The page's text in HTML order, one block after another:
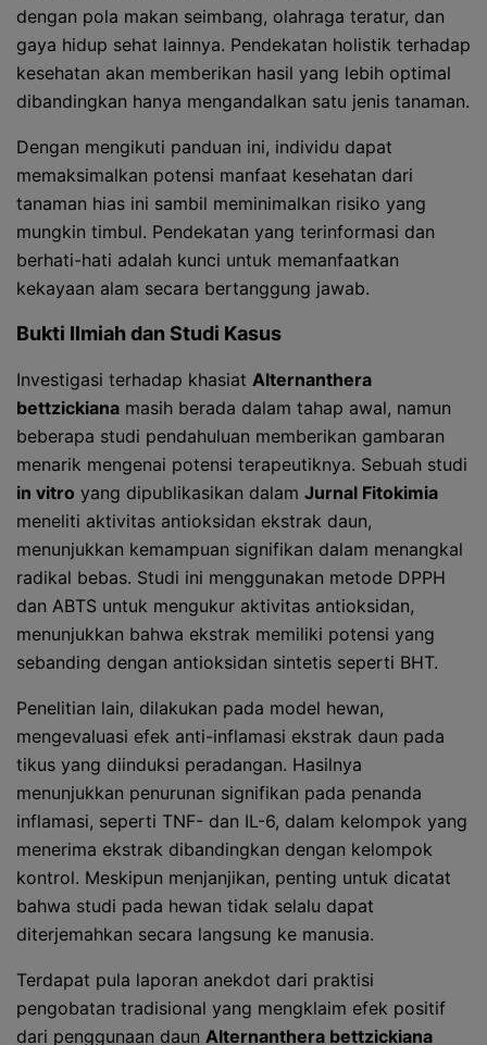
dengan pola makan seimbang, olahraga teratur, dan
gaya hidup sehat lainnya. Pendekatan holistik terhadap
kesehatan akan memberikan hasil yang lebih optimal
dibandingkan hanya mengandalkan satu jenis tanaman.
Dengan mengikuti panduan ini, individu dapat
memaksimalkan potensi manfaat kesehatan dari
tanaman hias ini sambil meminimalkan risiko yang
mungkin timbul. Pendekatan yang terinformasi dan
berhati-hati adalah kunci untuk memanfaatkan
kekayaan alam secara bertanggung jawab.
Bukti Ilmiah dan Studi Kasus
Investigasi terhadap khasiat Alternanthera
bettzickiana masih berada dalam tahap awal, namun
beberapa studi pendahuluan memberikan gambaran
menarik mengenai potensi terapeutiknya. Sebuah studi
in vitro yang dipublikasikan dalam Jurnal Fitokimia
meneliti aktivitas antioksidan ekstrak daun,
menunjukkan kemampuan signifikan dalam menangkal
radikal bebas. Studi ini menggunakan metode DPPH
dan ABTS untuk mengukur aktivitas antioksidan,
menunjukkan bahwa ekstrak memiliki potensi yang
sebanding dengan antioksidan sintetis seperti BHT.
Penelitian lain, dilakukan pada model hewan,
mengevaluasi efek anti-inflamasi ekstrak daun pada
tikus yang diinduksi peradangan. Hasilnya
menunjukkan penurunan signifikan pada penanda
inflamasi, seperti TNF- dan IL-6, dalam kelompok yang
menerima ekstrak dibandingkan dengan kelompok
kontrol. Meskipun menjanjikan, penting untuk dicatat
bahwa studi pada hewan tidak selalu dapat
diterjemahkan secara langsung ke manusia.
Terdapat pula laporan anekdot dari praktisi
pengobatan tradisional yang mengklaim efek positif
dari penggunaan daun Alternanthera bettzickiana